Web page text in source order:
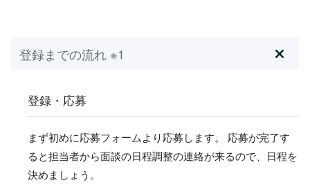
登録までの流れ ※1
登録・応募
まず初めに応募フォームより応募します。 応募が完了す
ると担当者から面談の日程調整の連絡が来るので、日程を
決めましょう。